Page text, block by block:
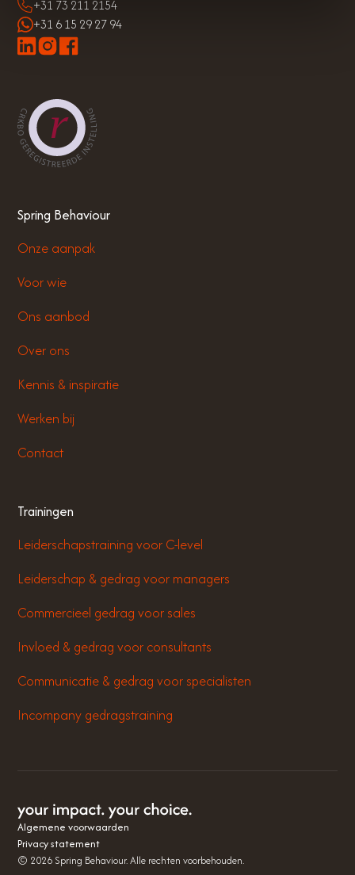
+31 73 211 2154
+31 6 15 29 27 94
Spring Behaviour
Onze aanpak
Voor wie
Ons aanbod
Over ons
Kennis & inspiratie
Werken bij
Contact
Trainingen
Leiderschapstraining voor C-level
Leiderschap & gedrag voor managers
Commercieel gedrag voor sales
Invloed & gedrag voor consultants
Communicatie & gedrag voor specialisten
Incompany gedragstraining
© 2026 Spring Behaviour. Alle rechten voorbehouden.
Algemene voorwaarden
Privacy statement